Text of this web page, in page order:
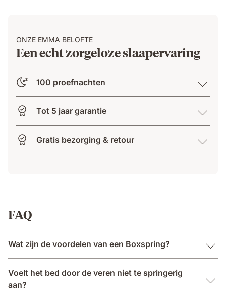
ONZE EMMA BELOFTE
Een echt zorgeloze slaapervaring
100 proefnachten
Tot 5 jaar garantie
Gratis bezorging & retour
FAQ
Wat zijn de voordelen van een Boxspring?
Voelt het bed door de veren niet te springerig
aan?